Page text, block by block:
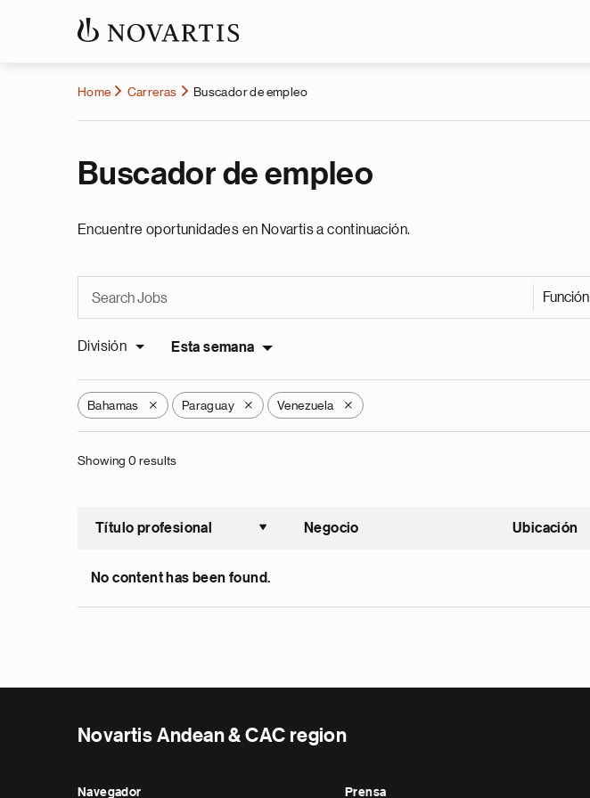
Home Carreras Buscador de empleo
Buscador de empleo
Encuentre oportunidades en Novartis a continuación.
Función
División Esta semana
Bahamas X Paraguay X Venezuela X
Showing 0 results
Título profesional
Ordenar ascendente
Negocio Ubicación
No content has been found.
Novartis Andean & CAC region
Navegador Prensa